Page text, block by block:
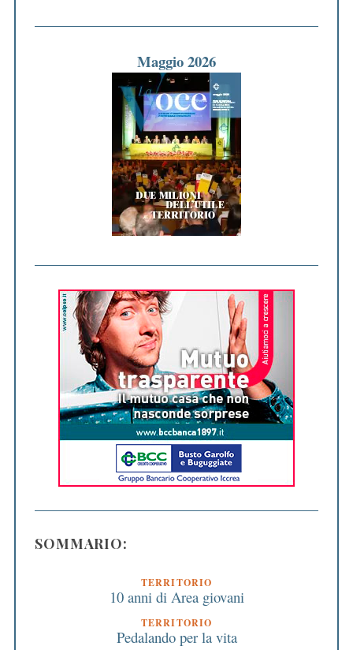
Maggio 2026
SOMMARIO:
TERRITORIO
10 anni di Area giovani
TERRITORIO
Pedalando per la vita